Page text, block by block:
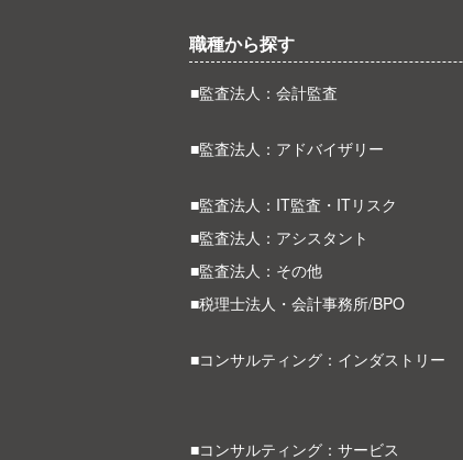
職種から探す
■監査法人：会計監査
■監査法人：アドバイザリー
■監査法人：IT監査・ITリスク
■監査法人：アシスタント
■監査法人：その他
■税理士法人・会計事務所/BPO
■コンサルティング：インダストリー
■コンサルティング：サービス